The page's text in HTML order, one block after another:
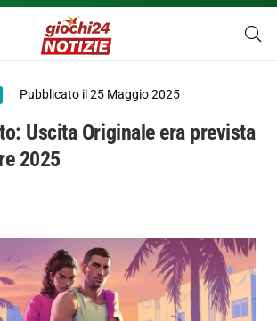
Pubblicato il25 Maggio 2025
Uscita Originale era prevista
2025